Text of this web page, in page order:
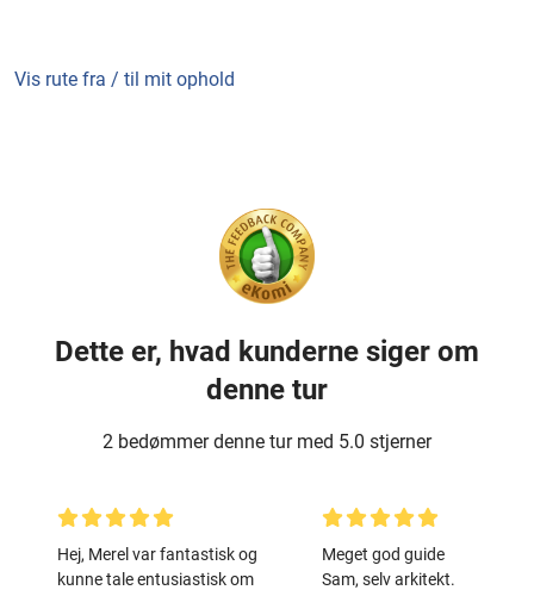
Vis rute fra / til mit ophold
Dette er, hvad kunderne siger om
denne tur
2 bedømmer denne tur med 5.0 stjerner
Hej, Merel var fantastisk og
kunne tale entusiastisk om
Meget god guide
Sam, selv arkitekt.